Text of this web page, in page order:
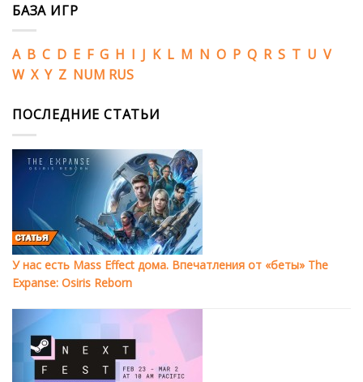
БАЗА ИГР
A B C D E F G H I J K L M N O P Q R S T U V
W X Y Z NUM RUS
ПОСЛЕДНИЕ СТАТЬИ
У нас есть Mass Effect дома. Впечатления от «беты» The
Expanse: Osiris Reborn